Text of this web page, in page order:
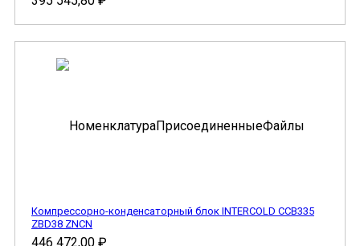
Компрессорно-конденсаторный блок INTERCOLD ССB335
ZBD38 ZNCN
446 472,00 ₽